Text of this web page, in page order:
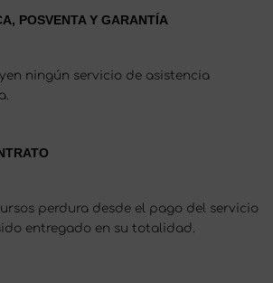
POSVENTA Y GARANTÍA
ningún servicio de asistencia
perdura desde el pago del servicio
entregado en su totalidad.